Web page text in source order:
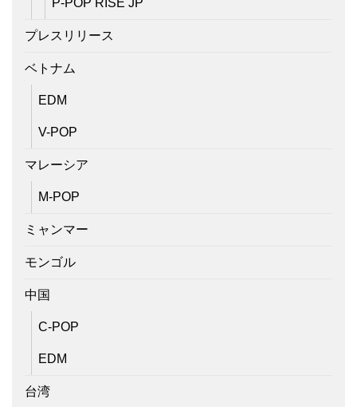
プレスリリース
ベトナム
EDM
V-POP
マレーシア
M-POP
ミャンマー
モンゴル
中国
C-POP
EDM
台湾